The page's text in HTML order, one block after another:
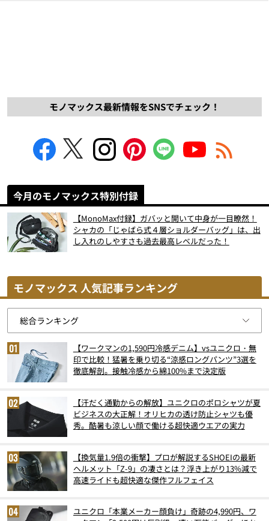
モノマックス最新情報をSNSでチェック！
今月のモノマックス特別付録
【MonoMax付録】ガバッと開いて中身が一目瞭然！
シャカの「じゃばら式４層ショルダーバッグ」は、出
し入れのしやすさも過去最高レベルだった！
モノマックス 人気記事ランキング
【ワークマンの1,590円冷感デニム】vsユニクロ・無
印で比較！猛暑を乗り切る“涼感ロングパンツ”3選を
徹底解剖。接触冷感から綿100%まで決定版
【汗だく通勤からの解放】ユニクロのポロシャツが夏
ビジネスの大正解！オリヒカの透け防止シャツも優
秀。酷暑も涼しい顔で働ける超快適ウエアの実力
【換気量1.9倍の衝撃】プロが解説するSHOEIの最新
ヘルメット「Z-9」の凄さとは？浮き上がり13%減で
高速ライドも超快適な傑作フルフェイス
ユニクロ「本業メーカー顔負け」奇跡の4,990円、ワ